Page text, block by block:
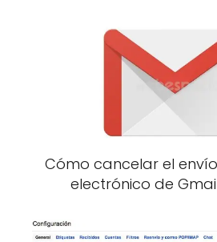
Cómo cancelar el
electrónico de